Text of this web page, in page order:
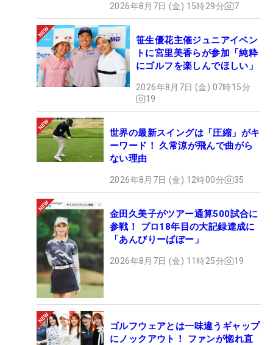
2026年8月7日 (金) 15時29分 7
笹生優花主催ジュニアイベン
トに宮里美香らが参加「純粋
にゴルフを楽しんでほしい」
2026年8月7日 (金) 07時15分
19
世界の最新スイングは「圧縮」がキ
ーワード！ 久常涼が飛んで曲がら
ない理由
2026年8月7日 (金) 12時00分 35
金田久美子がツアー通算500試合に
参戦！ プロ18年目の大記録達成に
「あんびりーばぼー」
2026年8月7日 (金) 11時25分 19
ゴルフウェアとは一味違うギャップ
にノックアウト！ ファンが惚れ直